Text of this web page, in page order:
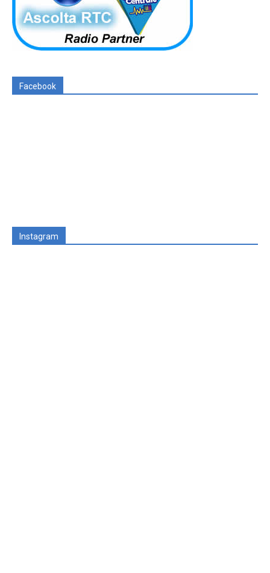
Facebook
Instagram